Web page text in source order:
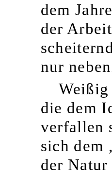
dem
der
nur
die dem
verfallen
sich dem
der